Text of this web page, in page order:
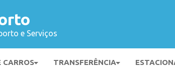
e Serviços
CARROS TRANSFERÊNCIA